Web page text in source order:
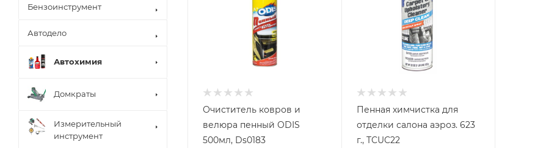
Очиститель ковров и
велюра пенный ODIS
500мл, Ds0183
Пенная химчистка для
отделки салона аэроз. 623
г., TCUC22
Бензоинструмент
Автодело
Автохимия
Домкраты
Измерительный
инструмент